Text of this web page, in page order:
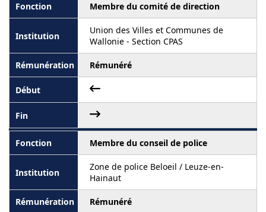
Membre du comité de direction
Union des Villes et Communes de
Wallonie - Section CPAS
Rémunéré
Membre du conseil de police
Zone de police Beloeil / Leuze-en-
Hainaut
Rémunéré